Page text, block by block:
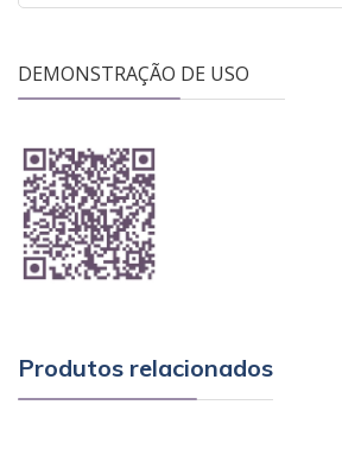
DEMONSTRAÇÃO DE USO
Produtos relacionados